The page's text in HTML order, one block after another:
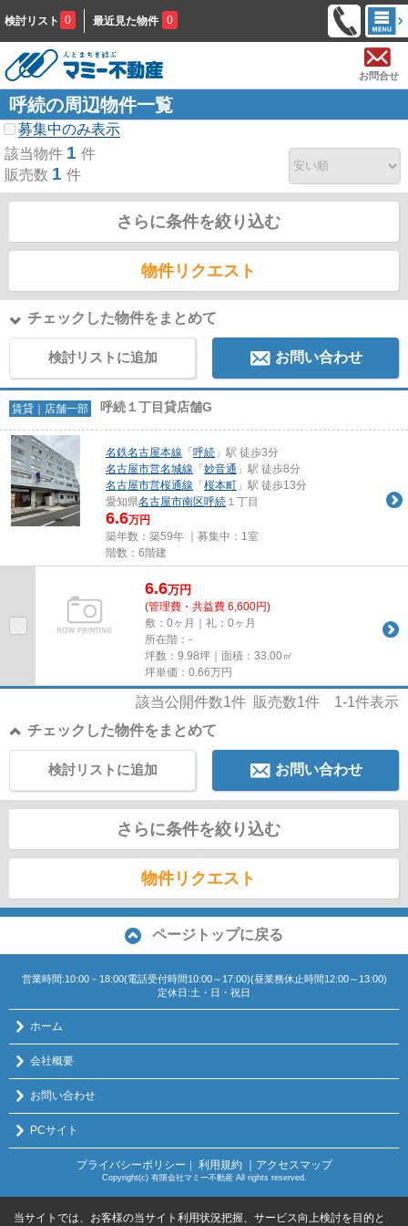
検討リスト 0 最近見た物件 0
お問合せ
呼続の周辺物件一覧
募集中のみ表示
該当物件 1 件
販売数 1 件
さらに条件を絞り込む
物件リクエスト
チェックした物件をまとめて
検討リストに追加 お問い合わせ
賃貸｜店舗一部 呼続１丁目貸店舗G
名鉄名古屋本線 「 呼続 」駅 徒歩3分
名古屋市営名城線 「 妙音通 」駅 徒歩8分
名古屋市営桜通線 「 桜本町 」駅 徒歩13分
愛知県名古屋市南区呼続 １丁目
6.6万円
築年数：築59年 ｜募集中： 1室
階数：6階建
6.6万円
(管理費・共益費 6,600円)
敷：0ヶ月｜礼：0ヶ月
所在階：-
坪数：9.98坪｜面積：33.00㎡
坪単価： 0.66万円
該当公開件数1件 販売数1件 1-1件表示
チェックした物件をまとめて
お問い合わせ
検討リストに追加
さらに条件を絞り込む
物件リクエスト
ページトップに戻る
営業時間:10:00－18:00(電話受付時間10:00～17:00)(昼業務休止時間12:00～13:00)
定休日:土・日・祝日
ホーム
会社概要
お問い合わせ
PCサイト
プライバシーポリシー ｜ 利用規約 ｜アクセスマップ
Copyright(c) 有限会社マミー不動産 All rights reserved.
当サイトでは、お客様の当サイト利用状況把握、サービス向上検討を目的と